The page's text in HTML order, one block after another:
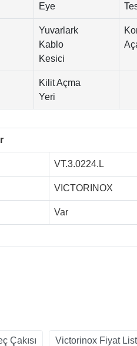
Eye
Yuvarlark
Kablo
Kesici
Kilit Açma
Yeri
VT.3.0224.L
VICTORINOX
Var
Çakısı Victorinox Fiyat